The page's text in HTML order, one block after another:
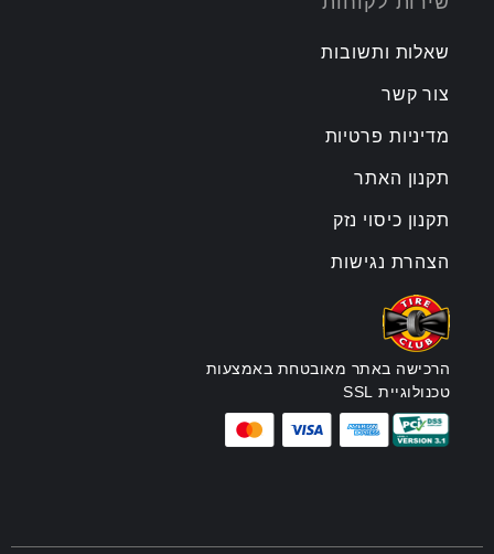
שאלות ותשובות
צור קשר
מדיניות פרטיות
תקנון האתר
תקנון כיסוי נזק
הצהרת נגישות
הרכישה באתר מאובטחת באמצעות
טכנולוגיית SSL